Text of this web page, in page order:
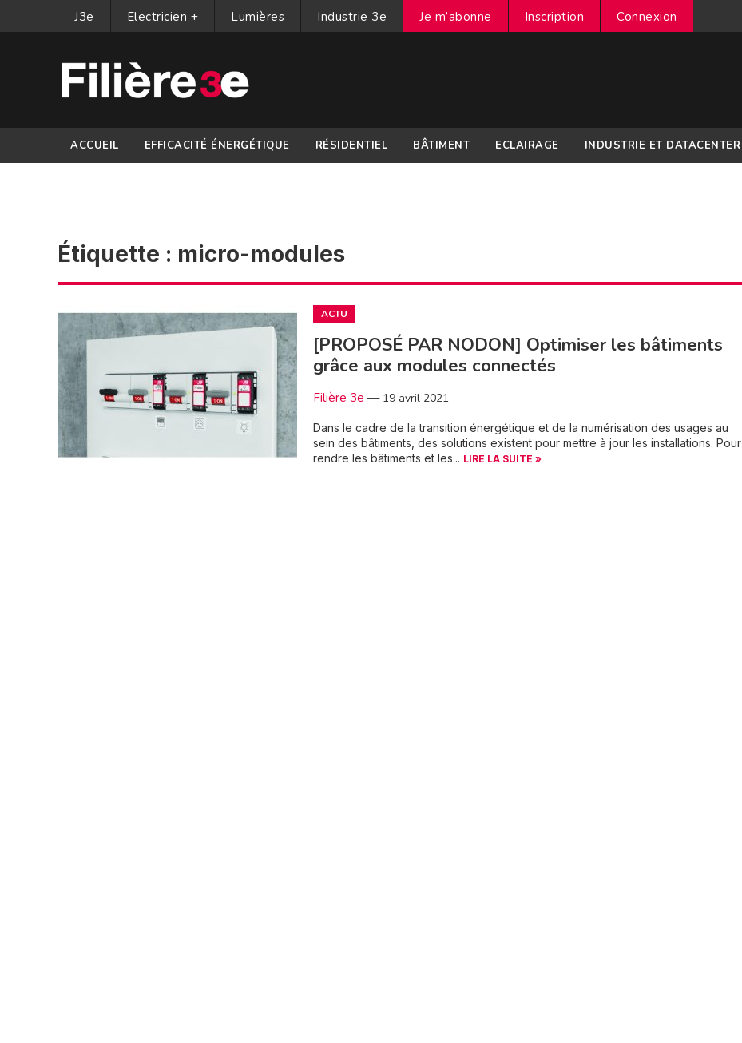
J3e Electricien + Lumières Industrie 3e Je m’abonne Inscription Connexion
ACCUEIL EFFICACITÉ ÉNERGÉTIQUE RÉSIDENTIEL BÂTIMENT ECLAIRAGE INDUSTRIE ET DATACENTER
Étiquette : micro-modules
ACTU
[PROPOSÉ PAR NODON] Optimiser les bâtiments
grâce aux modules connectés
Filière 3e — 19 avril 2021
Dans le cadre de la transition énergétique et de la numérisation des usages au
sein des bâtiments, des solutions existent pour mettre à jour les installations. Pour
rendre les bâtiments et les... LIRE LA SUITE »